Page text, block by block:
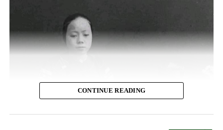
CONTINUE READING